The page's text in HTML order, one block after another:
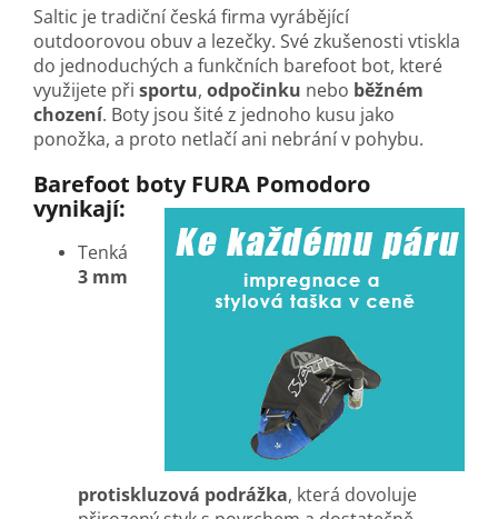
Saltic je tradiční česká firma vyrábějící
outdoorovou obuv a lezečky. Své zkušenosti vtiskla
do jednoduchých a funkčních barefoot bot, které
využijete při sportu, odpočinku nebo běžném
chození. Boty jsou šité z jednoho kusu jako
ponožka, a proto netlačí ani nebrání v pohybu.
Barefoot boty FURA Pomodoro
vynikají:
Tenká
3 mm
protiskluzová podrážka, která dovoluje